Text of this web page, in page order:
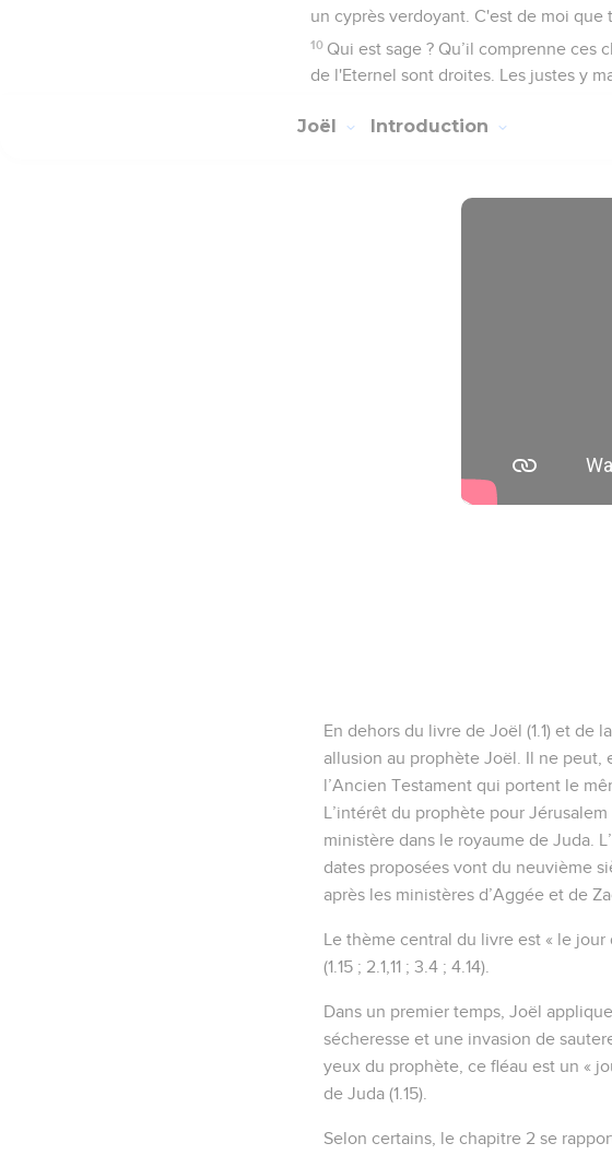
un cyprès verdoyant. C'est de moi que
10 Qui est sage ? Qu’il comprenne
de l'Eternel sont droites. Les justes y
Joël Introduction
En dehors du livre de Joël (1.1) et de
allusion au prophète Joël. Il ne peut,
l’Ancien Testament qui portent le
L’intérêt du prophète pour
ministère dans le royaume de Juda.
dates proposées vont du neuvième
après les ministères d’Aggée et de
Le thème central du livre est « le
(1.15 ; 2.1,11 ; 3.4 ; 4.14).
Dans un premier temps, Joël
sécheresse et une invasion de
yeux du prophète, ce fléau est un «
de Juda (1.15).
Selon certains, le chapitre 2 se